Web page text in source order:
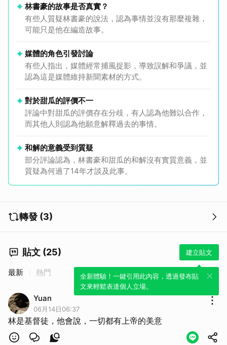
林書豪的故事是否真實？
有些人質疑林書豪的說法，認為事情並沒有那麼複雜，
可能只是他在編造故事。
媒體的角色引發討論
有些人指出，媒體經常捕風捉影，導致誤解和爭議，並
認為這是媒體維持新聞素材的方式。
對於甜瓜的評價不一
評論中對甜瓜的評價存在分歧，有人認為他難以合作，
而其他人則認為他願意解釋過去的事情。
和解的意義受到質疑
部分評論認為，林書豪和甜瓜的和解沒有實質意義，並
質疑為何過了14年才談及此事。
轉發 (3)
貼文 (25) 建立貼文
全新體驗！一鍵引用此內容，透過發布貼
文來輕鬆表達個人立場。
最新 熱門
Yuan
06月14日06:37
林是基督徒，他會說，一切都有上帝的美意